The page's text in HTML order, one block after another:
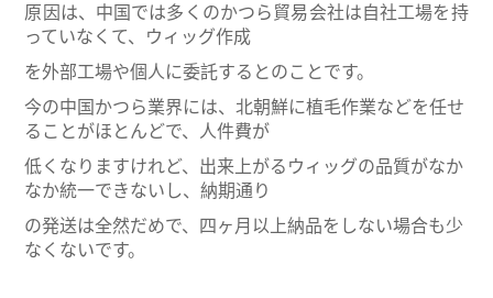
原因は、中国では多くのかつら貿易会社は自社工場を持
っていなくて、ウィッグ作成
を外部工場や個人に委託するとのことです。
今の中国かつら業界には、北朝鮮に植毛作業などを任せ
ることがほとんどで、人件費が
低くなりますけれど、出来上がるウィッグの品質がなか
なか統一できないし、納期通り
の発送は全然だめで、四ヶ月以上納品をしない場合も少
なくないです。